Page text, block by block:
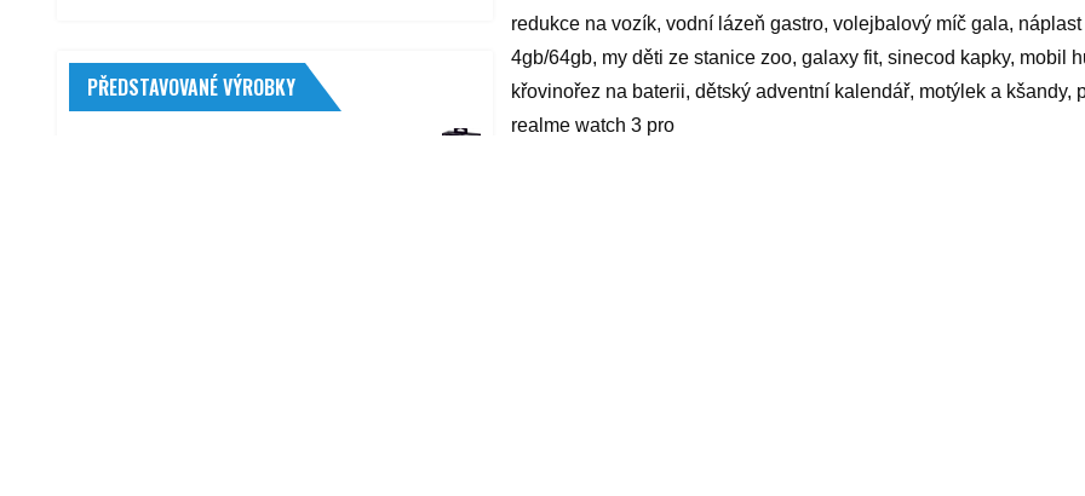
redukce na vozík, vodní lázeň gastro, volejbalový míč gala,
4gb/64gb, my děti ze stanice zoo, galaxy fit, sinecod kapky, mobil
křovinořez na baterii, dětský adventní kalendář, motýlek a
realme watch 3 pro
PŘEDSTAVOVANÉ VÝROBKY